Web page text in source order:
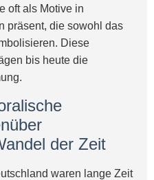
oft als Motive in
präsent, die sowohl das
Diese
bis heute die
der Zeit
waren lange Zeit